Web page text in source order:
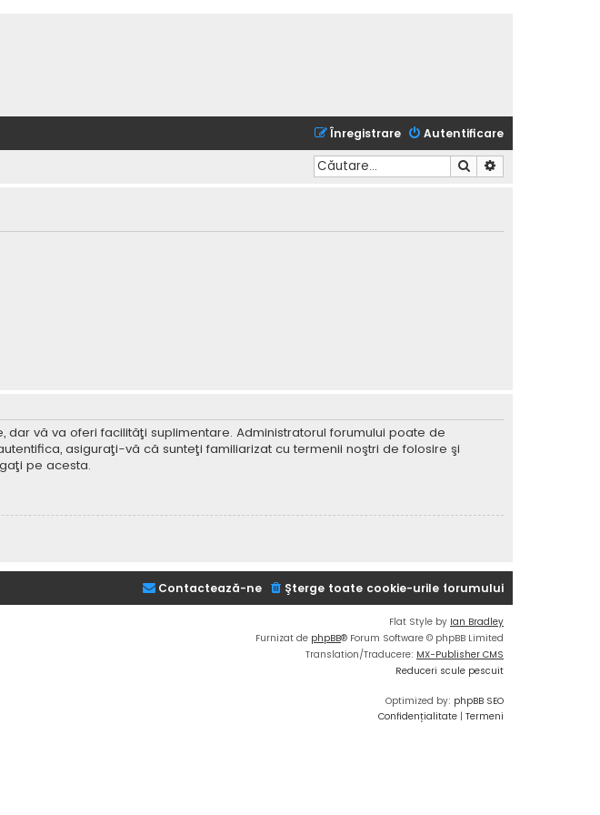
Autentificare
Înregistrare
Căutare
vă va oferi facilităţi suplimentare. Administratorul forumului poate de
asiguraţi-vă că sunteţi familiarizat cu termenii noştri de folosire şi
pe acesta.
Şterge toate cookie-urile forumului
Contactează-ne
Flat Style by Ian Bradley
Furnizat de phpBB® Forum Software © phpBB Limited
Translation/Traducere: MX-Publisher CMS
Reduceri scule pescuit
Optimized by: phpBB SEO
Confidențialitate | Termeni